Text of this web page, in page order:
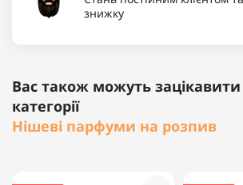
знижку
Вас також можуть зацікавити
категорії
Нішеві парфуми на розпив